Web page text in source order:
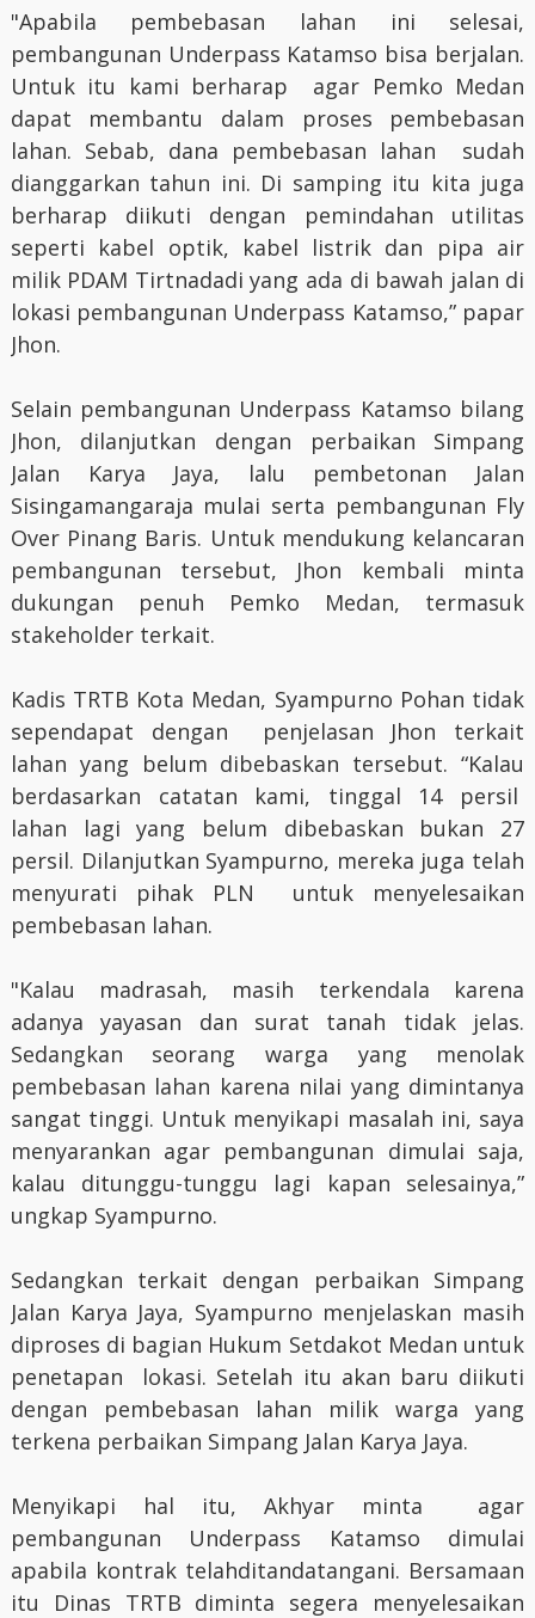
"Apabila pembebasan lahan ini selesai,
pembangunan Underpass Katamso bisa berjalan.
Untuk itu kami berharap agar Pemko Medan
dapat membantu dalam proses pembebasan
lahan. Sebab, dana pembebasan lahan sudah
dianggarkan tahun ini. Di samping itu kita juga
berharap diikuti dengan pemindahan utilitas
seperti kabel optik, kabel listrik dan pipa air
milik PDAM Tirtnadadi yang ada di bawah jalan di
lokasi pembangunan Underpass Katamso,” papar
Jhon.
Selain pembangunan Underpass Katamso bilang
Jhon, dilanjutkan dengan perbaikan Simpang
Jalan Karya Jaya, lalu pembetonan Jalan
Sisingamangaraja mulai serta pembangunan Fly
Over Pinang Baris. Untuk mendukung kelancaran
pembangunan tersebut, Jhon kembali minta
dukungan penuh Pemko Medan, termasuk
stakeholder terkait.
Kadis TRTB Kota Medan, Syampurno Pohan tidak
sependapat dengan penjelasan Jhon terkait
lahan yang belum dibebaskan tersebut. “Kalau
berdasarkan catatan kami, tinggal 14 persil
lahan lagi yang belum dibebaskan bukan 27
persil. Dilanjutkan Syampurno, mereka juga telah
menyurati pihak PLN untuk menyelesaikan
pembebasan lahan.
"Kalau madrasah, masih terkendala karena
adanya yayasan dan surat tanah tidak jelas.
Sedangkan seorang warga yang menolak
pembebasan lahan karena nilai yang dimintanya
sangat tinggi. Untuk menyikapi masalah ini, saya
menyarankan agar pembangunan dimulai saja,
kalau ditunggu-tunggu lagi kapan selesainya,”
ungkap Syampurno.
Sedangkan terkait dengan perbaikan Simpang
Jalan Karya Jaya, Syampurno menjelaskan masih
diproses di bagian Hukum Setdakot Medan untuk
penetapan lokasi. Setelah itu akan baru diikuti
dengan pembebasan lahan milik warga yang
terkena perbaikan Simpang Jalan Karya Jaya.
Menyikapi hal itu, Akhyar minta agar
pembangunan Underpass Katamso dimulai
apabila kontrak telahditandatangani. Bersamaan
itu Dinas TRTB diminta segera menyelesaikan